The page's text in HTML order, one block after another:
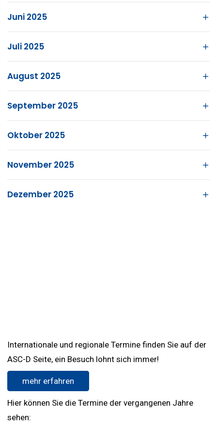
Juni 2025
Juli 2025
August 2025
September 2025
Oktober 2025
November 2025
Dezember 2025
Internationale und regionale Termine finden Sie auf der
ASC-D Seite, ein Besuch lohnt sich immer!
mehr erfahren
Hier können Sie die Termine der vergangenen Jahre
sehen: